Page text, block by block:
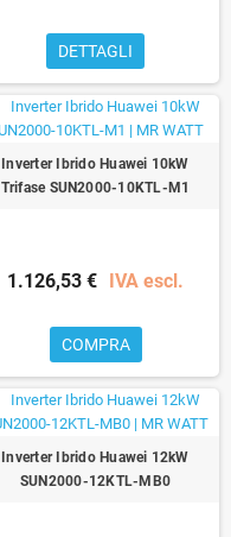
DETTAGLI
Inverter Ibrido Huawei 10kW
Trifase SUN2000-10KTL-M1
1.126,53 € IVA escl.
COMPRA
Inverter Ibrido Huawei 12kW
SUN2000-12KTL-MB0